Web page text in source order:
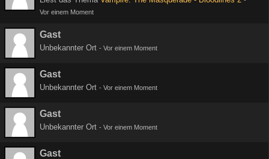
Vor einem Moment
Gast
Unbekannter Ort - Vor einem Moment
Gast
Unbekannter Ort - Vor einem Moment
Gast
Unbekannter Ort - Vor einem Moment
Gast